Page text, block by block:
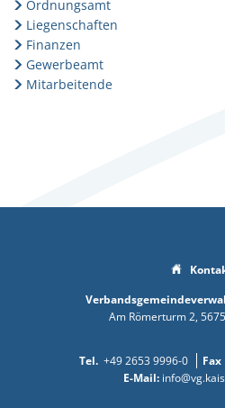
Ordnungsamt
Liegenschaften
Finanzen
Gewerbeamt
Mitarbeitende
Am Römerturm 2
+49 2653 9996-0